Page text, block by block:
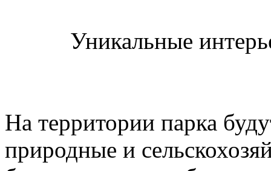
Уникальные
На территории парка
природные и